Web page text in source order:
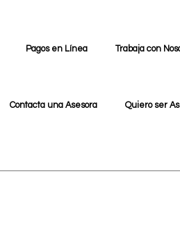
Pagos en Línea Trabaja con
Contacta una Asesora Quiero ser